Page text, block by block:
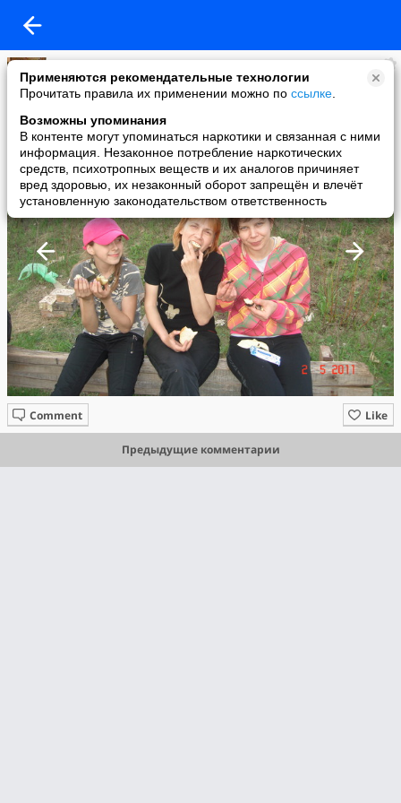
Применяются рекомендательные технологии
Прочитать правила их применении можно по ссылке
Возможны упоминания
В контенте могут упоминаться наркотики и связанная с ними
информация. Незаконное потребление наркотических
средств, психотропных веществ и их аналогов причиняет
вред здоровью, их незаконный оборот запрещён и влечёт
установленную законодательством ответственность
Валентина Кацан
added a photo
14 Mar в 16:17
Like
Comment
Предыдущие комментарии